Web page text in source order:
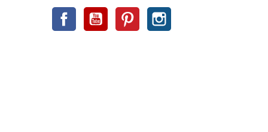
Facebook YouTube Pinterest